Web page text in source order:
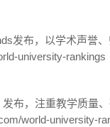
发布，以学术声誉
university-rankings
布，注重教学质量
world-university-